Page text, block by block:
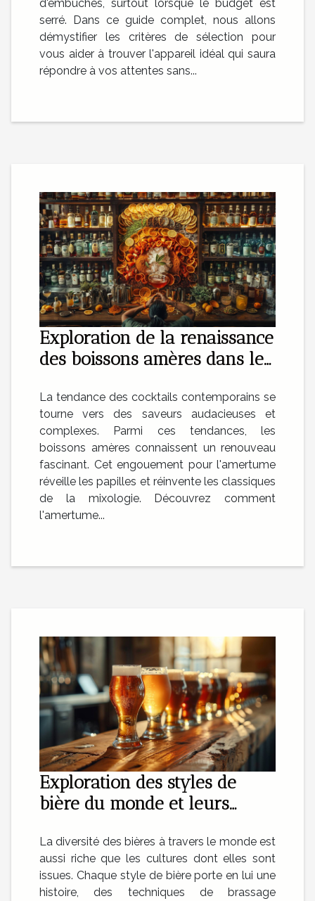
d'embûches, surtout lorsque le budget est
serré. Dans ce guide complet, nous allons
démystifier les critères de sélection pour
vous aider à trouver l'appareil idéal qui saura
répondre à vos attentes sans...
Exploration de la renaissance
des boissons amères dans les
La tendance des cocktails contemporains se
tourne vers des saveurs audacieuses et
complexes. Parmi ces tendances, les
boissons amères connaissent un renouveau
fascinant. Cet engouement pour l'amertume
réveille les papilles et réinvente les classiques
de la mixologie. Découvrez comment
l'amertume...
Exploration des styles de
bière du monde et leurs
La diversité des bières à travers le monde est
aussi riche que les cultures dont elles sont
issues. Chaque style de bière porte en lui une
histoire, des techniques de brassage